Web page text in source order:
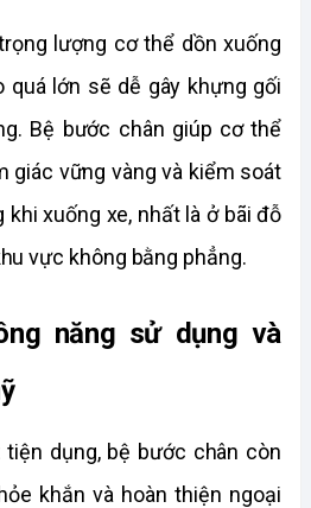
lượng cơ thể dồn xuống
quá lớn sẽ dễ gây khựng gối
Bệ bước chân giúp cơ thể
giác vững vàng và kiểm soát
xuống xe, nhất là ở bãi đỗ
vực không bằng phẳng.
năng sử dụng và
dụng, bệ bước chân còn
khắn và hoàn thiện ngoại